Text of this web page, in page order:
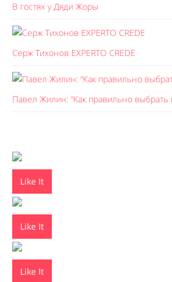
В гостях у Дяди Жоры
Серж Тихонов EXPERTO CREDE
Павел Жилин: “Как правильно выбрать
Like It
Like It
Like It